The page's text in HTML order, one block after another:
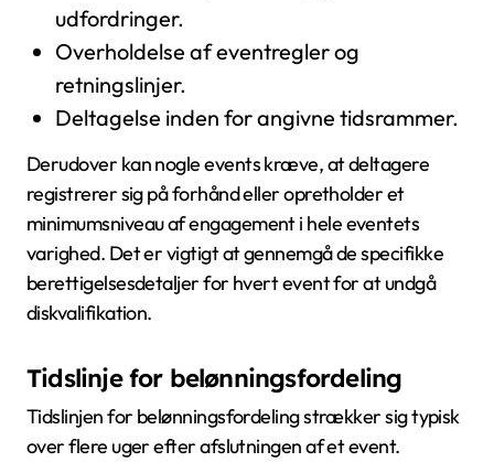
udfordringer.
Overholdelse af eventregler og
retningslinjer.
Deltagelse inden for angivne tidsrammer.
Derudover kan nogle events kræve, at deltagere
registrerer sig på forhånd eller opretholder et
minimumsniveau af engagement i hele eventets
varighed. Det er vigtigt at gennemgå de specifikke
berettigelsesdetaljer for hvert event for at undgå
diskvalifikation.
Tidslinje for belønningsfordeling
Tidslinjen for belønningsfordeling strækker sig typisk
over flere uger efter afslutningen af et event.